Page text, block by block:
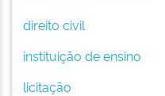
direito civil
instituição de ensino
licitação